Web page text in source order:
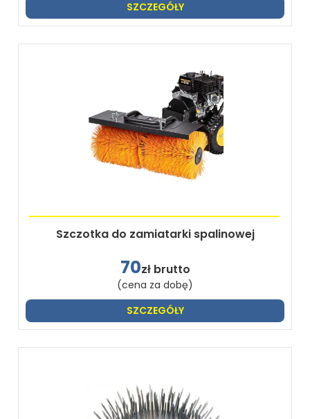
SZCZEGÓŁY
Szczotka do zamiatarki spalinowej
70zł brutto
(cena za dobę)
SZCZEGÓŁY